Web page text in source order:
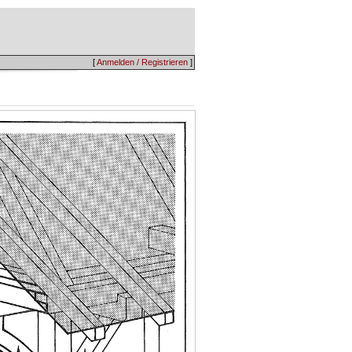
[Anmelden / Registrieren ]